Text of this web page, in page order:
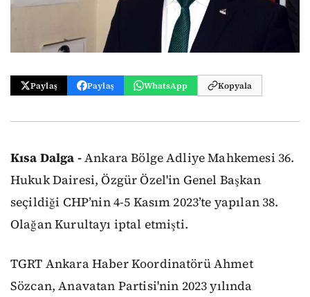
Paylaş Paylaş WhatsApp Kopyala
Kısa Dalga -Ankara Bölge Adliye Mahkemesi 36.
Hukuk Dairesi, Özgür Özel'in Genel Başkan
seçildiği CHP’nin 4-5 Kasım 2023’te yapılan 38.
Olağan Kurultayı iptal etmişti.
TGRT Ankara Haber Koordinatörü Ahmet
Sözcan, Anavatan Partisi'nin 2023 yılında